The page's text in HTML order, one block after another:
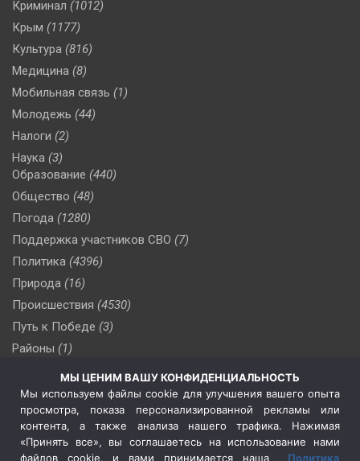
Криминал (1012)
Крым (1177)
Культура (816)
Медицина (8)
Мобильная связь (1)
Молодежь (44)
Налоги (2)
Наука (3)
Образование (440)
Общество (48)
Погода (1280)
Поддержка участников СВО (7)
Политика (4396)
Природа (16)
Происшествия (4530)
Путь к Победе (3)
Районы (1)
(510)
Сельское хозяйство (3)
Социальная политика
(3)
Спецоперация в Украине
Спецоперация на Украине
(404)
МЫ ЦЕНИМ ВАШУ КОНФИДЕНЦИАЛЬНОСТЬ
Мы используем файлы cookie для улучшения вашего опыта
просмотра, показа персонализированной рекламы или
контента, а также анализа нашего трафика. Нажимая
«Принять все», вы соглашаетесь на использование нами
файлов cookie, и вами принимается наша Политика